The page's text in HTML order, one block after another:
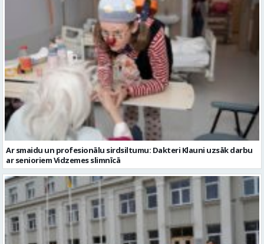
Ar smaidu un profesionālu sirdsiltumu: Dakteri Klauni uzsāk darbu
ar senioriem Vidzemes slimnīcā